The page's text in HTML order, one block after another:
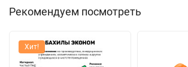
Рекомендуем посмотреть
Хит!